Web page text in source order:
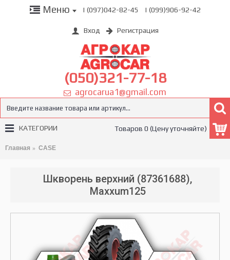
Меню | (097)042-82-45 | (099)906-92-42
Вход Регистрация
(050)321-77-18
agrocarua1@gmail.com
Товаров 0 (Цену уточняйте)
КАТЕГОРИИ
Главная CASE
Шкворень верхний (87361688),
Maxxum125